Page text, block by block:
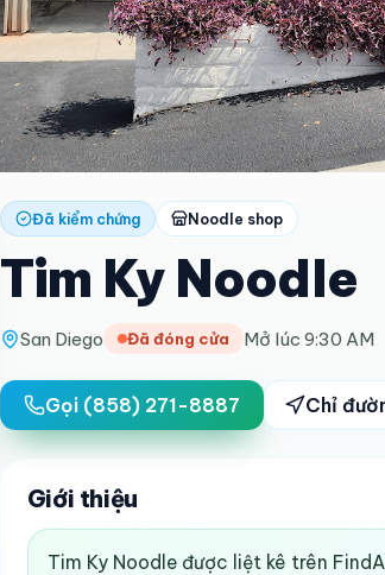
Đã kiểm chứng Noodle shop
Tim Ky Noodle
San Diego Đã đóng cửa Mở lúc 9:30 AM
Gọi (858) 271-8887 Chỉ
Giới thiệu
Tim Ky Noodle được liệt kê trên